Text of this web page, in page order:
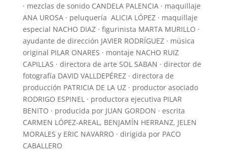
· mezclas de sonido CANDELA PALENCIA · maquillaje
ANA UROSA · peluquería ALICIA LÓPEZ · maquillaje
especial NACHO DIAZ · figurinista MARTA MURILLO ·
ayudante de dirección JAVIER RODRÍGUEZ · música
original PILAR ONARES · montaje NACHO RUIZ
CAPILLAS · directora de arte SOL SABAN · director de
fotografía DAVID VALLDEPÉREZ · directora de
producción PATRICIA DE LA UZ · productor asociado
RODRIGO ESPINEL · productora ejecutiva PILAR
BENITO · producida por JUAN GORDON · escrita
CARMEN LÓPEZ-AREAL, BENJAMÍN HERRANZ, JELEN
MORALES y ERIC NAVARRO · dirigida por PACO
CABALLERO